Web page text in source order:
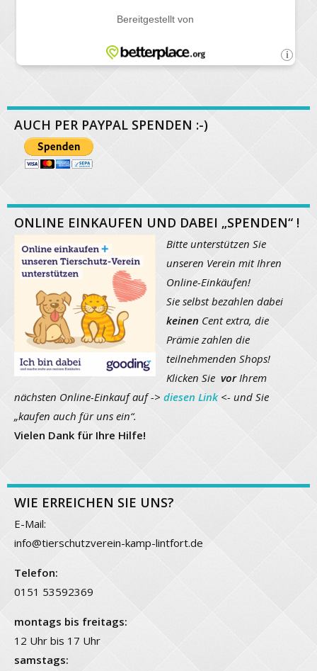
AUCH PER PAYPAL SPENDEN :-)
ONLINE EINKAUFEN UND DABEI „SPENDEN“ !
Bitte unterstützen Sie
unseren Verein mit Ihren
Online-Einkäufen!
Sie selbst bezahlen dabei
keinen Cent extra, die
Prämie zahlen die
teilnehmenden Shops!
Klicken Sie vorIhrem
nächsten Online-Einkauf auf -> diesen Link<- und Sie
„kaufen auch für uns ein“.
Vielen Dank für Ihre Hilfe!
WIE ERREICHEN SIE UNS?
E-Mail:
info@tierschutzverein-kamp-lintfort.de
Telefon:
0151 53592369
montags bis freitags:
12 Uhr bis 17 Uhr
samstags: